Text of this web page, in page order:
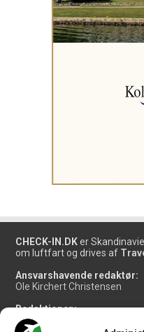
CHECK-IN.DK er
om luftfart og drives af
Ansvarshavende redaktør:
Ole Kirchert Christensen
Redaktionen:
Christian Granhøj Skouboe